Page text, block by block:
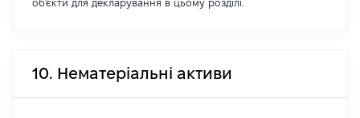
об'єкти для декларування в цьому розділі.
10. Нематеріальні активи